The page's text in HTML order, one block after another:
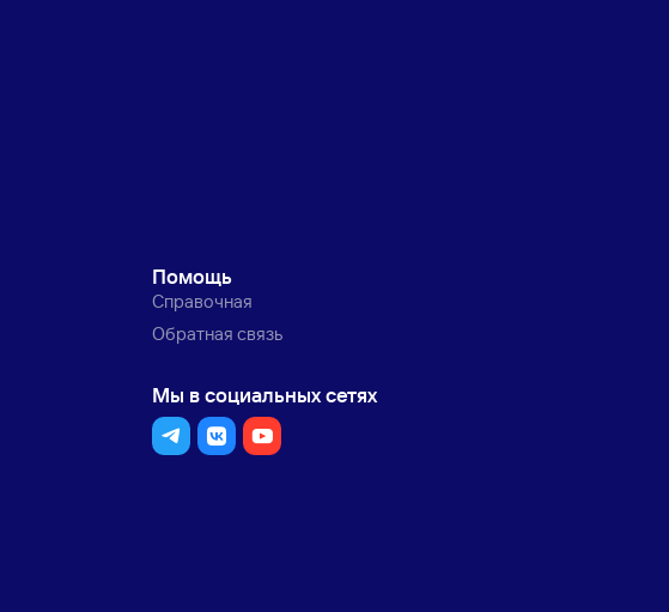
Помощь
Справочная
Обратная связь
Мы в социальных сетях